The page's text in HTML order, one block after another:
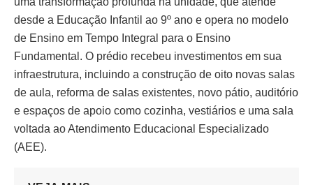
desde a Educação Infantil ao 9º ano e opera no modelo
de Ensino em Tempo Integral para o Ensino
Fundamental. O prédio recebeu investimentos em sua
infraestrutura, incluindo a construção de oito novas salas
de aula, reforma de salas existentes, novo pátio, auditório
e espaços de apoio como cozinha, vestiários e uma sala
voltada ao Atendimento Educacional Especializado
(AEE).